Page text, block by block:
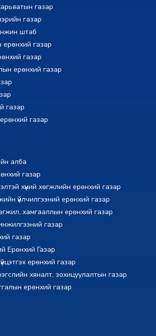
газар
газар
штаб
ерөнхий газар
газар
ерөнхий газар
газар
газар
алба
газар
хүний хөгжлийн ерөнхий газар
үйлчилгээний ерөнхий газар
хөгжил, хамгааллын ерөнхий газар
газар
газар
Ерөнхий Газар
ерөнхий газар
хяналт, зохицуулалтын газар
ерөнхий газар